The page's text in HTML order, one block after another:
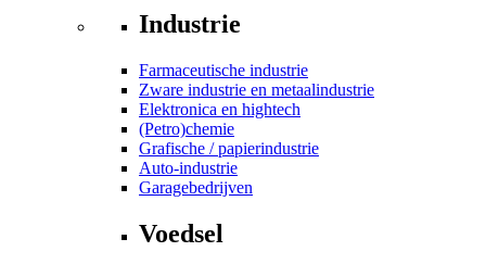
Industrie
Farmaceutische industrie
Zware industrie en metaalindustrie
Elektronica en hightech
(Petro)chemie
Grafische / papierindustrie
Auto-industrie
Garagebedrijven
Voedsel